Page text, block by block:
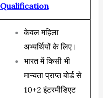
Qualification
केवल महिला
अभ्यर्थियों के लिए।
भारत में किसी भी
मान्यता प्राप्त बोर्ड से
10+2 इंटरमीडिएट